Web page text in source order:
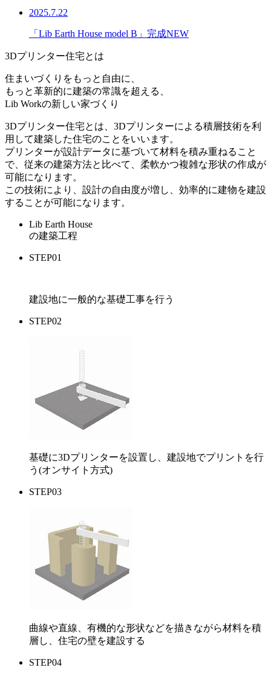
2025.7.22
「Lib Earth House model B」完成NEW
3Dプリンター住宅とは
住まいづくりをもっと自由に、
もっと革新的に建築の常識を超える、
Lib Workの新しい家づくり
3Dプリンター住宅とは、3Dプリンターによる積層技術を利
用して建築した住宅のことをいいます。
プリンターが設計データに基づいて材料を積み重ねること
で、従来の建築方法と比べて、柔軟かつ複雑な形状の作成が
可能になります。
この技術により、設計の自由度が増し、効率的に建物を建設
することが可能になります。
Lib Earth House
の建築工程
STEP01
建設地に一般的な基礎工事を行う
STEP02
基礎に3Dプリンターを設置し、建設地でプリントを行
う(オンサイト方式)
STEP03
曲線や直線、有機的な形状などを描きながら材料を積
層し、住宅の壁を建設する
STEP04